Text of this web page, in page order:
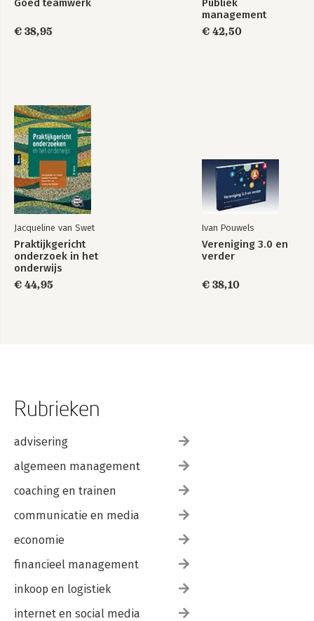
Goed teamwerk
€ 38,95
Publiek
management
€ 42,50
Jacqueline van Swet
Praktijkgericht
onderzoek in het
onderwijs
€ 44,95
Ivan Pouwels
Vereniging 3.0 en
verder
€ 38,10
Rubrieken
advisering
algemeen management
coaching en trainen
communicatie en media
economie
financieel management
inkoop en logistiek
internet en social media